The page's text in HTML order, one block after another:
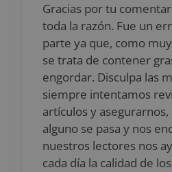
Gracias por tu
toda la razón. Fue un
parte ya que, como
se trata de contener
engordar. Disculpa las
siempre intentamos
artículos y
alguno se pasa y nos
nuestros lectores nos
cada día la calidad de